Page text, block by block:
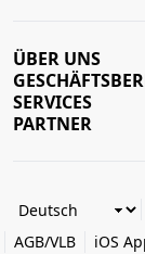
ÜBER UNS
SERVICES
PARTNER
AGB/VLB
iOS